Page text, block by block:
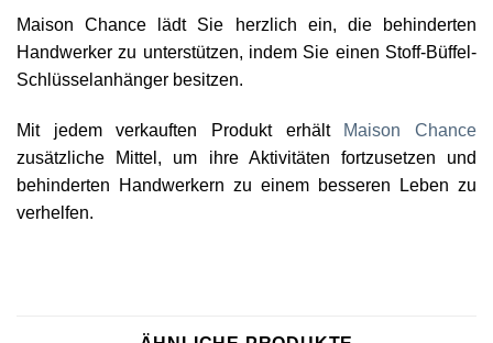
Maison Chance lädt Sie herzlich ein, die behinderten
Handwerker zu unterstützen, indem Sie einen Stoff-Büffel-
Schlüsselanhänger besitzen.
Mit jedem verkauften Produkt erhält Maison Chance
zusätzliche Mittel, um ihre Aktivitäten fortzusetzen und
behinderten Handwerkern zu einem besseren Leben zu
verhelfen.